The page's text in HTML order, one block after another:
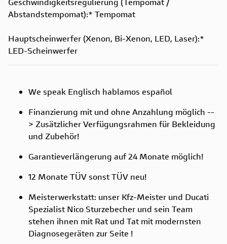
Abstandstempomat):* Tempomat
Hauptscheinwerfer (Xenon, Bi-Xenon, LED, Laser):*
LED-Scheinwerfer
We speak Englisch hablamos español
Finanzierung mit und ohne Anzahlung möglich --
> Zusätzlicher Verfügungsrahmen für Bekleidung
und Zubehör!
Garantieverlängerung auf 24 Monate möglich!
12 Monate TÜV sonst TÜV neu!
Meisterwerkstatt: unser Kfz-Meister und Ducati
Spezialist Nico Sturzebecher und sein Team
stehen ihnen mit Rat und Tat mit modernsten
Diagnosegeräten zur Seite !